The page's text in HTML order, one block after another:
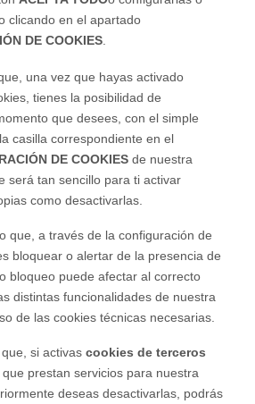
clicando en el apartado
DE COOKIES
una vez que hayas activado
tienes la posibilidad de
que desees, con el simple
casilla correspondiente en el
DE COOKIESde nuestra
será tan sencillo para ti activar
como desactivarlas.
que, a través de la configuración de
bloquear o alertar de la presencia de
bloqueo puede afectar al correcto
distintas funcionalidades de nuestra
de las cookies técnicas necesarias.
que, si activascookies de terceros
prestan servicios para nuestra
deseas desactivarlas, podrás